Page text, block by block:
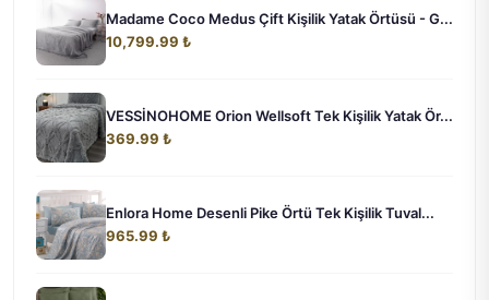
Madame Coco Medus Çift Kişilik Yatak Örtüsü - G...
10,799.99 ₺
VESSİNOHOME Orion Wellsoft Tek Kişilik Yatak Ör...
369.99 ₺
Enlora Home Desenli Pike Örtü Tek Kişilik Tuval...
965.99 ₺